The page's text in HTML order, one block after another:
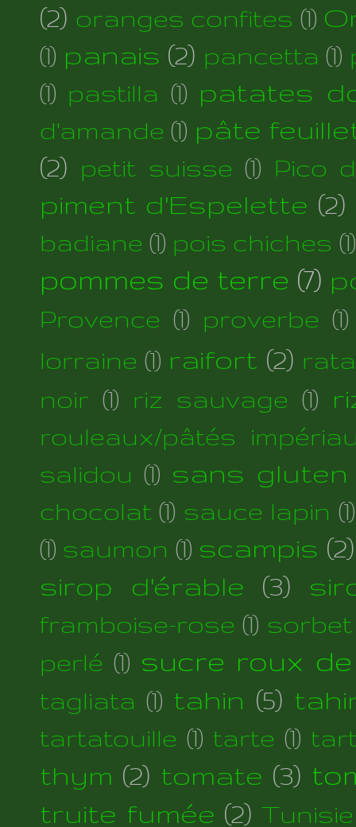
(2) oranges confites (1)
(1) panais (2) pancetta (1)
(1) pastilla (1) patates
d'amande (1) pâte
(2) petit suisse (1) Pico
piment d'Espelette (2)
badiane (1) pois chiches (1)
pommes de terre (7)
Provence (1) proverbe (1)
lorraine (1) raifort (2)
noir (1) riz sauvage (1)
rouleaux/pâtés
salidou (1) sans gluten
chocolat (1) sauce lapin (1)
(1) saumon (1) scampis (2)
sirop d'érable
(3)
framboise-rose (1)
perlé (1) sucre roux
tagliata (1) tahin (5)
tartatouille (1) tarte (1)
thym (2) tomate (3)
truite fumée (2) Tunisie